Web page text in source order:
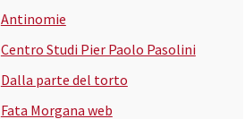
Antinomie
Centro Studi Pier Paolo Pasolini
Dalla parte del torto
Fata Morgana web